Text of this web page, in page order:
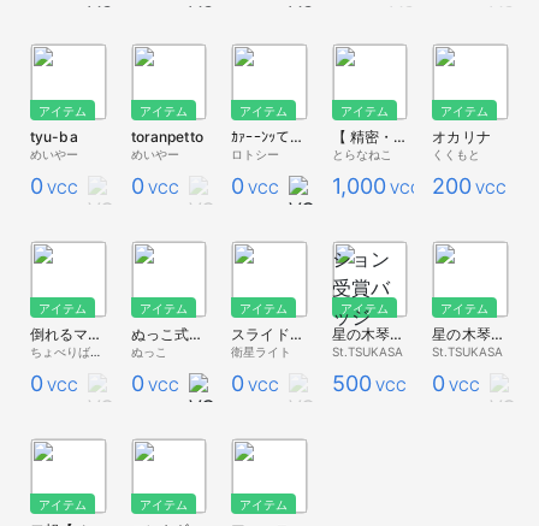
アイテム
tyu-ba
めいやー
0 VCC
アイテム
toranpetto
めいやー
0 VCC
アイテム
ｶｧｰｰﾝｯてやつ（ビブラスラップ）
ロトシー
0 VCC
アイテム
【 精密・楽器 】サックス 🎷 Saxophone 💕 音は出ません 🎶 拡縮可能
とらなねこ
1,000 VCC
アイテム
オカリナ
くくもと
200 VCC
アイテム
倒れるマイクスタンド
0 VCC
アイテム
ぬっこ式ドラムセット
ぬっこ
0 VCC
アイテム
スライドホイッスル
衛星ライト
0 VCC
アイテム
星の木琴(特別版) [StarXylophone for Special]
St.TSUKASA
500 VCC
アイテム
星の木琴(一般版) [StarXylophone for Public]
St.TSUKASA
0 VCC
アイテム アイテム アイテム